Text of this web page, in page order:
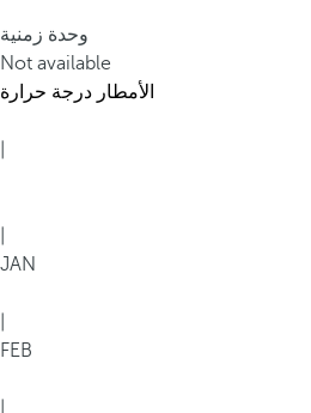
وحدة زمنية
Not available
درجة حرارة الأمطار
JAN
FEB